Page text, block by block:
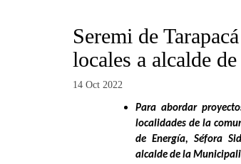
Seremi de
locales a alcalde
14 Oct 2022
Para abordar
localidades de la
de Energía, Séfora
alcalde de la